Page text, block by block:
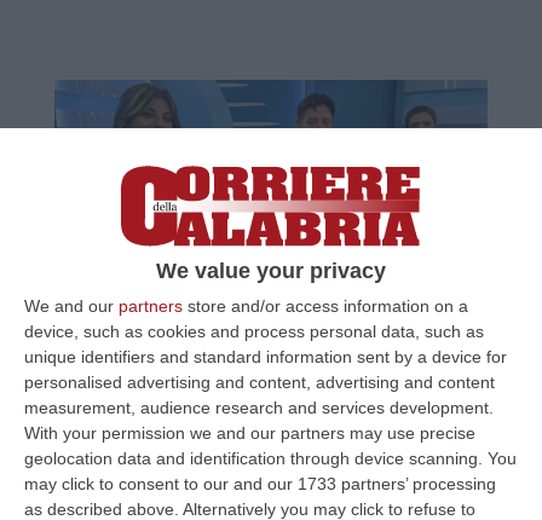
We value your privacy
We and our partners store and/or access information on a
device, such as cookies and process personal data, such as
unique identifiers and standard information sent by a device for
personalised advertising and content, advertising and content
measurement, audience research and services development.
With your permission we and our partners may use precise
geolocation data and identification through device scanning. You
may click to consent to our and our 1733 partners’ processing
as described above. Alternatively you may click to refuse to
L’ALTRA POLITICA | Dorato, Rapani e
Saladino: confronto con vista sul Senato
Dibattito tra tre dei candidati al collegio
uninominale del Senato Cosenza-Crotone.
Scontro sui meriti dei governi Draghi e Conte
Pubblicato il: 31/08/22 – 15:39